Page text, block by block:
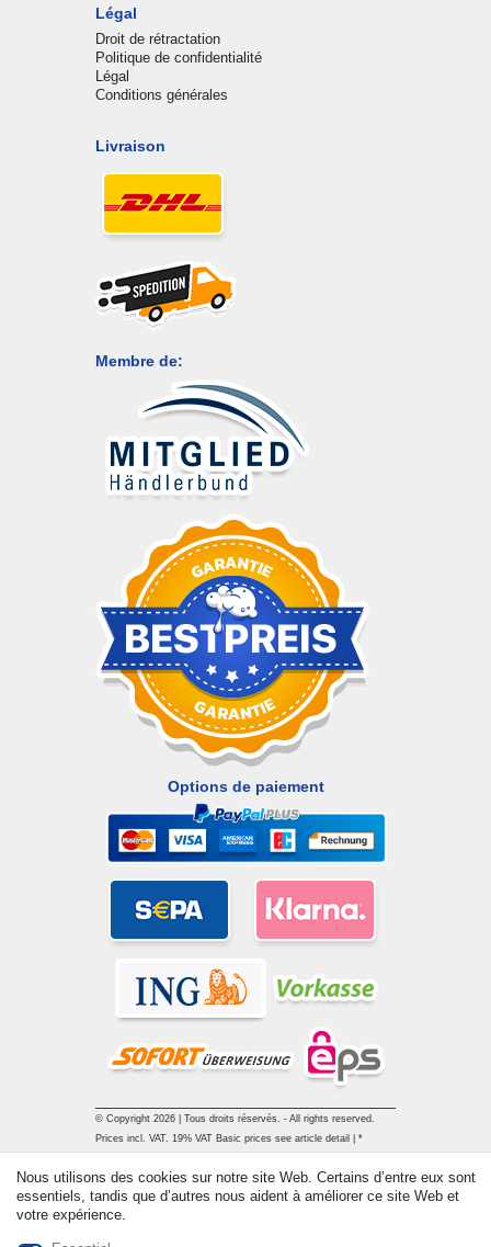
Légal
Droit de rétractation
Politique de confidentialité
Légal
Conditions générales
Livraison
Membre de:
Options de paiement
© Copyright 2026 | Tous droits réservés. - All rights reserved.
Prices incl. VAT. 19% VAT Basic prices see article detail | *
Nous utilisons des cookies sur notre site Web. Certains d’entre eux sont
essentiels, tandis que d’autres nous aident à améliorer ce site Web et
votre expérience.Rétracter le contrat ici